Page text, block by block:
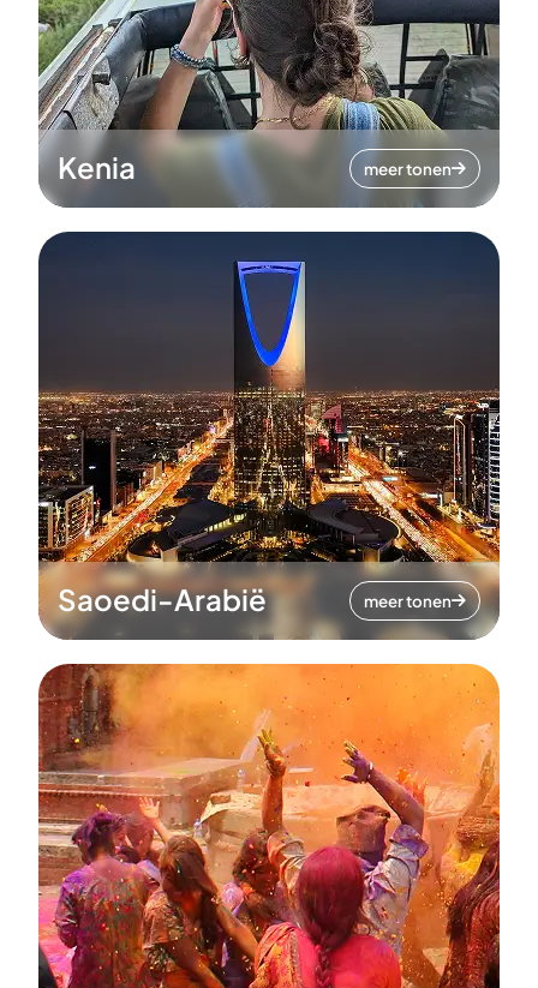
Kenia meer tonen
Saoedi-Arabië meer tonen